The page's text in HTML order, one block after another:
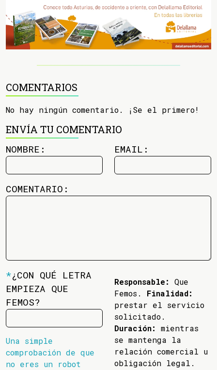
COMENTARIOS
No hay ningún comentario. ¡Se el primero!
ENVÍA TU COMENTARIO
NOMBRE: EMAIL:
COMENTARIO:
*¿CON QUÉ LETRA
EMPIEZA QUE
FEMOS?
Una simple
comprobación de que
no eres un robot
Responsable:
Que
Femos. Finalidad:
prestar el servicio
solicitado.
Duración:
mientras
se mantenga la
relación comercial u
obligación legal.